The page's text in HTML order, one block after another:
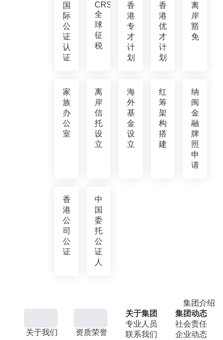
国
际
公
证
认
证
CRS
全
球
征
税
香
港
专
才
计
划
香
港
优
才
计
划
离
岸
豁
免
家
族
办
公
室
离
岸
信
托
设
立
海
外
基
金
设
立
红
筹
架
构
搭
建
纳
闽
金
融
牌
照
申
请
香
港
公
司
公
证
中
国
委
托
公
证
人
集团介绍
关于我们 资质荣誉
关于集团
专业人员
联系我们
集团动态
社会责任
企业动态